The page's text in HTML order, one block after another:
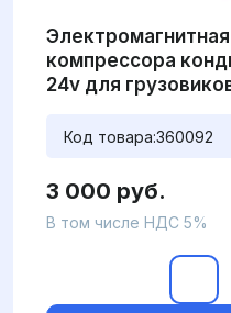
компрессора
24v для
Код товара:360092
3 000 руб.
В том числе НДС 5%